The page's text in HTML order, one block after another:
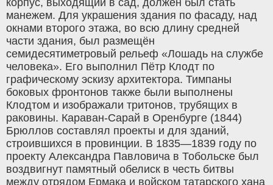
манежем. Для украшения здания по фасаду, над
окнами второго этажа, во всю длину средней
части здания, был размещён
семидесятиметровый рельеф «Лошадь на службе
человека». Его выполнил Пётр Клодт по
графическому эскизу архитектора. Тимпаны
боковых фронтонов также были выполнены
Клодтом и изображали тритонов, трубящих в
раковины. Караван-Сарай в Оренбурге (1844)
Брюллов составлял проекты и для зданий,
строившихся в провинции. В 1835—1839 году по
проекту Александра Павловича в Тобольске был
воздвигнут памятный обелиск в честь битвы
между отрядом Ермака и войском татарского хана